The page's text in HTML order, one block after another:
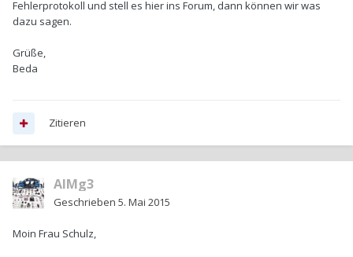
Fehlerprotokoll und stell es hier ins Forum, dann können wir was
dazu sagen.
Grüße,
Beda
Zitieren
AlMg3
Geschrieben 5. Mai 2015
Moin Frau Schulz,